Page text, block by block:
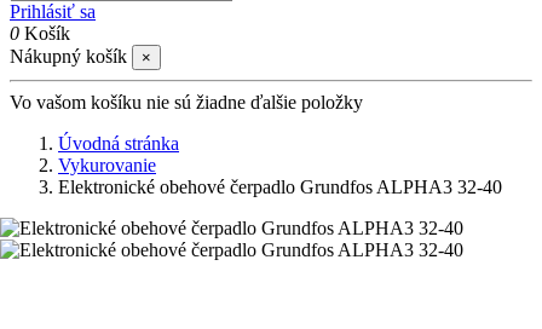
Prihlásiť sa
0 Košík
Nákupný košík
×
Vo vašom košíku nie sú žiadne ďalšie položky
Úvodná stránka
Vykurovanie
Elektronické obehové čerpadlo Grundfos ALPHA3 32-40